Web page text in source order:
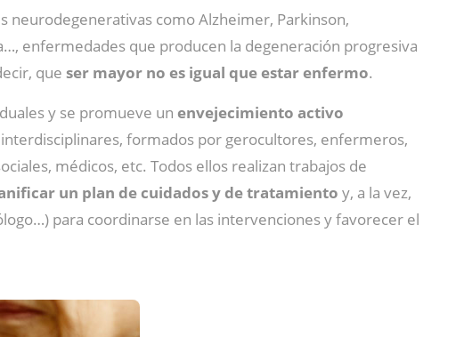
neurodegenerativas como Alzheimer, Parkinson,
enfermedades que producen la degeneración progresiva
que ser mayor no es igual que estar enfermo.
y se promueve un envejecimiento activo
formados por gerocultores, enfermeros,
médicos, etc. Todos ellos realizan trabajos de
un plan de cuidados y de tratamiento y, a la vez,
para coordinarse en las intervenciones y favorecer el